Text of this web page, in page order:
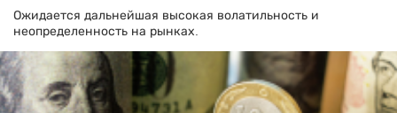
Ожидается дальнейшая высокая волатильность и
неопределенность на рынках.